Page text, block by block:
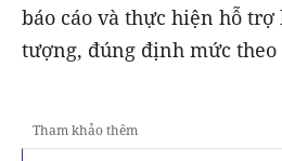
báo cáo và thực hiện hỗ
tượng, đúng định mức
Tham khảo thêm